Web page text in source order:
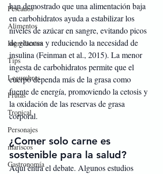
Pescados
Alimentos
Ingredientes
Tips
Legumbres
Frutas
Tropical
Personajes
mariscos
Gastronomía
han demostrado que una alimentación baja
en carbohidratos ayuda a estabilizar los
niveles de azúcar en sangre, evitando picos
de glucosa y reduciendo la necesidad de
insulina (Feinman et al., 2015). La menor
ingesta de carbohidratos permite que el
cuerpo dependa más de la grasa como
fuente de energía, promoviendo la cetosis y
la oxidación de las reservas de grasa
corporal.
¿Comer solo carne es
sostenible para la salud?
Aquí entra el debate. Algunos estudios